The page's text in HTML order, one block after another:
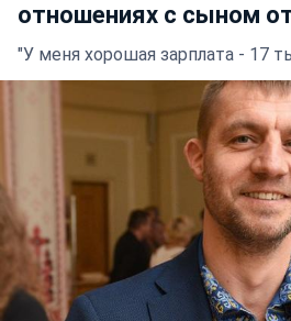
отношениях с сыном
"У меня хорошая зарплата - 17